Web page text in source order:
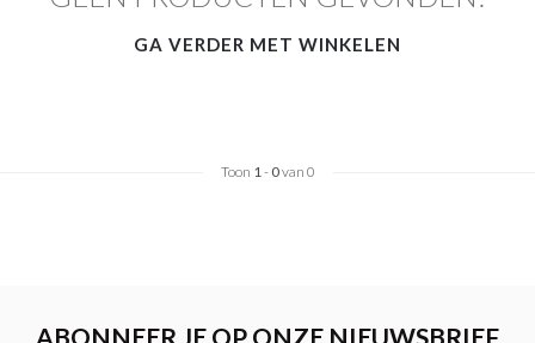
GA VERDER MET WINKELEN
Toon 1- 0van 0
ABONNEER JE OP ONZE NIEUWSBRIEF